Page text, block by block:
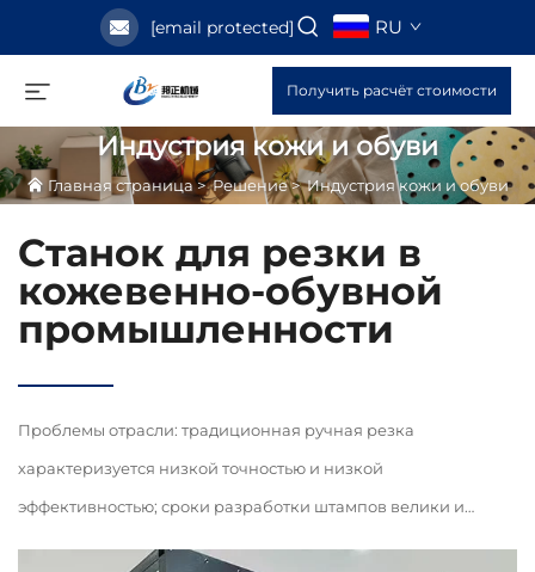
[email protected] RU
Получить расчёт стоимости
Индустрия кожи и обуви
Главная страница>Решение>Индустрия кожи и обуви
Станок для резки в
кожевенно-обувной
промышленности
Проблемы отрасли: традиционная ручная резка
характеризуется низкой точностью и низкой
эффективностью; сроки разработки штампов велики и
связаны с высокими затратами; лазерная резка часто